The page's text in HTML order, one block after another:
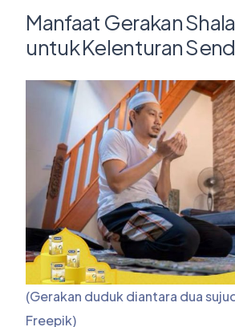
Manfaat Gerakan
untuk Kelenturan
(Gerakan duduk diantara dua
Freepik)